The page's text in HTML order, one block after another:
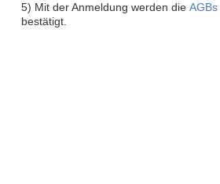
5) Mit der Anmeldung werden die AGBs
bestätigt.